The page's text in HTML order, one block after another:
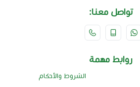
تواصل معنا:
روابط مهمة
الشروط والأحكام